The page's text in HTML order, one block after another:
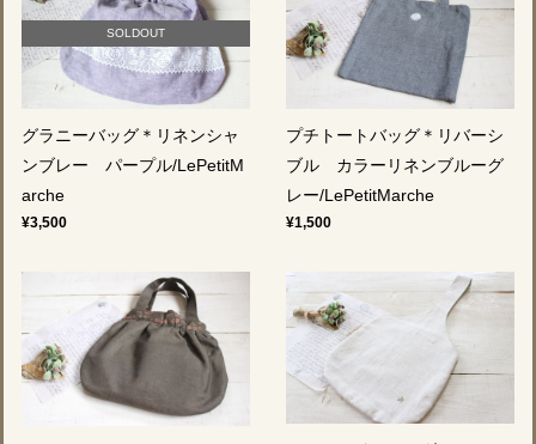
SOLDOUT
グラニーバッグ＊リネンシャ
ンブレー パープル/LePetitM
arche
¥3,500
プチトートバッグ＊リバーシ
ブル カラーリネンブルーグ
レー/LePetitMarche
¥1,500